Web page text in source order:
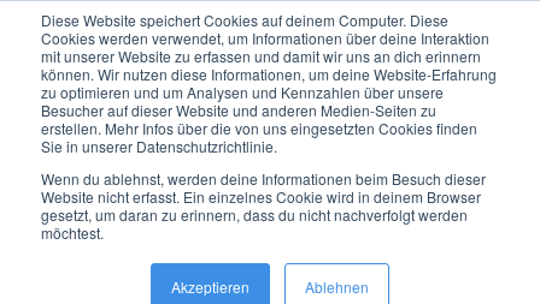
Diese Website speichert Cookies auf deinem Computer. Diese
Cookies werden verwendet, um Informationen über deine Interaktion
mit unserer Website zu erfassen und damit wir uns an dich erinnern
können. Wir nutzen diese Informationen, um deine Website-Erfahrung
zu optimieren und um Analysen und Kennzahlen über unsere
Besucher auf dieser Website und anderen Medien-Seiten zu
erstellen. Mehr Infos über die von uns eingesetzten Cookies finden
Sie in unserer Datenschutzrichtlinie.
Wenn du ablehnst, werden deine Informationen beim Besuch dieser
Website nicht erfasst. Ein einzelnes Cookie wird in deinem Browser
gesetzt, um daran zu erinnern, dass du nicht nachverfolgt werden
möchtest.
Akzeptieren Ablehnen
Menu
Du bist hier:LARP »Termine / Anmeldung»
Rückblicke»2013
Rattenplage III
Ragnarök III
Das Haus Honore
LARPing & Trailerdreh
TagesCon Juli 2013
TagesCon Juni 2013